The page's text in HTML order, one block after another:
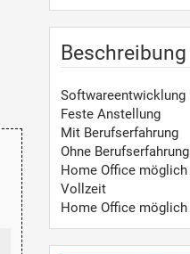
Beschreibung
Softwareentwicklung
Feste Anstellung
Mit Berufserfahrung
Ohne Berufserfahrung
Home Office möglich
Vollzeit
Home Office möglich